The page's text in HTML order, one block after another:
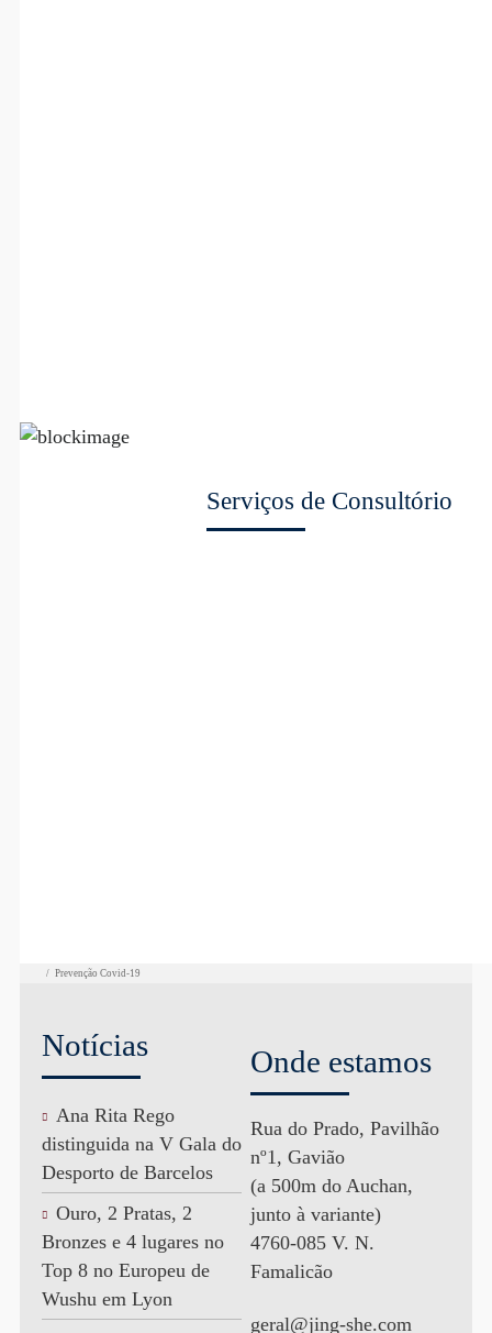
Serviços de Consultório
/ Prevenção Covid-19
Notícias
Ana Rita Rego
distinguida na V Gala do
Desporto de Barcelos
Ouro, 2 Pratas, 2
Bronzes e 4 lugares no
Top 8 no Europeu de
Wushu em Lyon
Onde estamos
Rua do Prado, Pavilhão
nº1, Gavião
(a 500m do Auchan,
junto à variante)
4760-085 V. N.
Famalicão
geral@jing-she.com